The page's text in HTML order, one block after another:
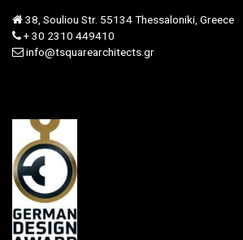
38, Souliou Str. 55134 Thessaloniki, Greece
+ 30 2310 449410
info@tsquarearchitects.gr